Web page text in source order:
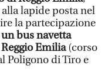
lapide posta nel
la partecipazione
un bus navetta
Emilia(corso
Poligono di Tiro e